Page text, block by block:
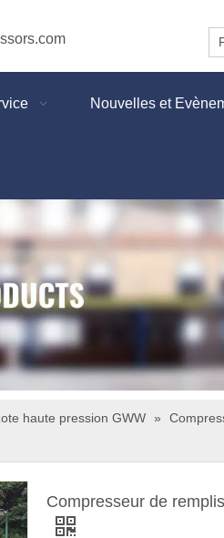
Nouvelles et
haute pression GWW »
Compresseur de